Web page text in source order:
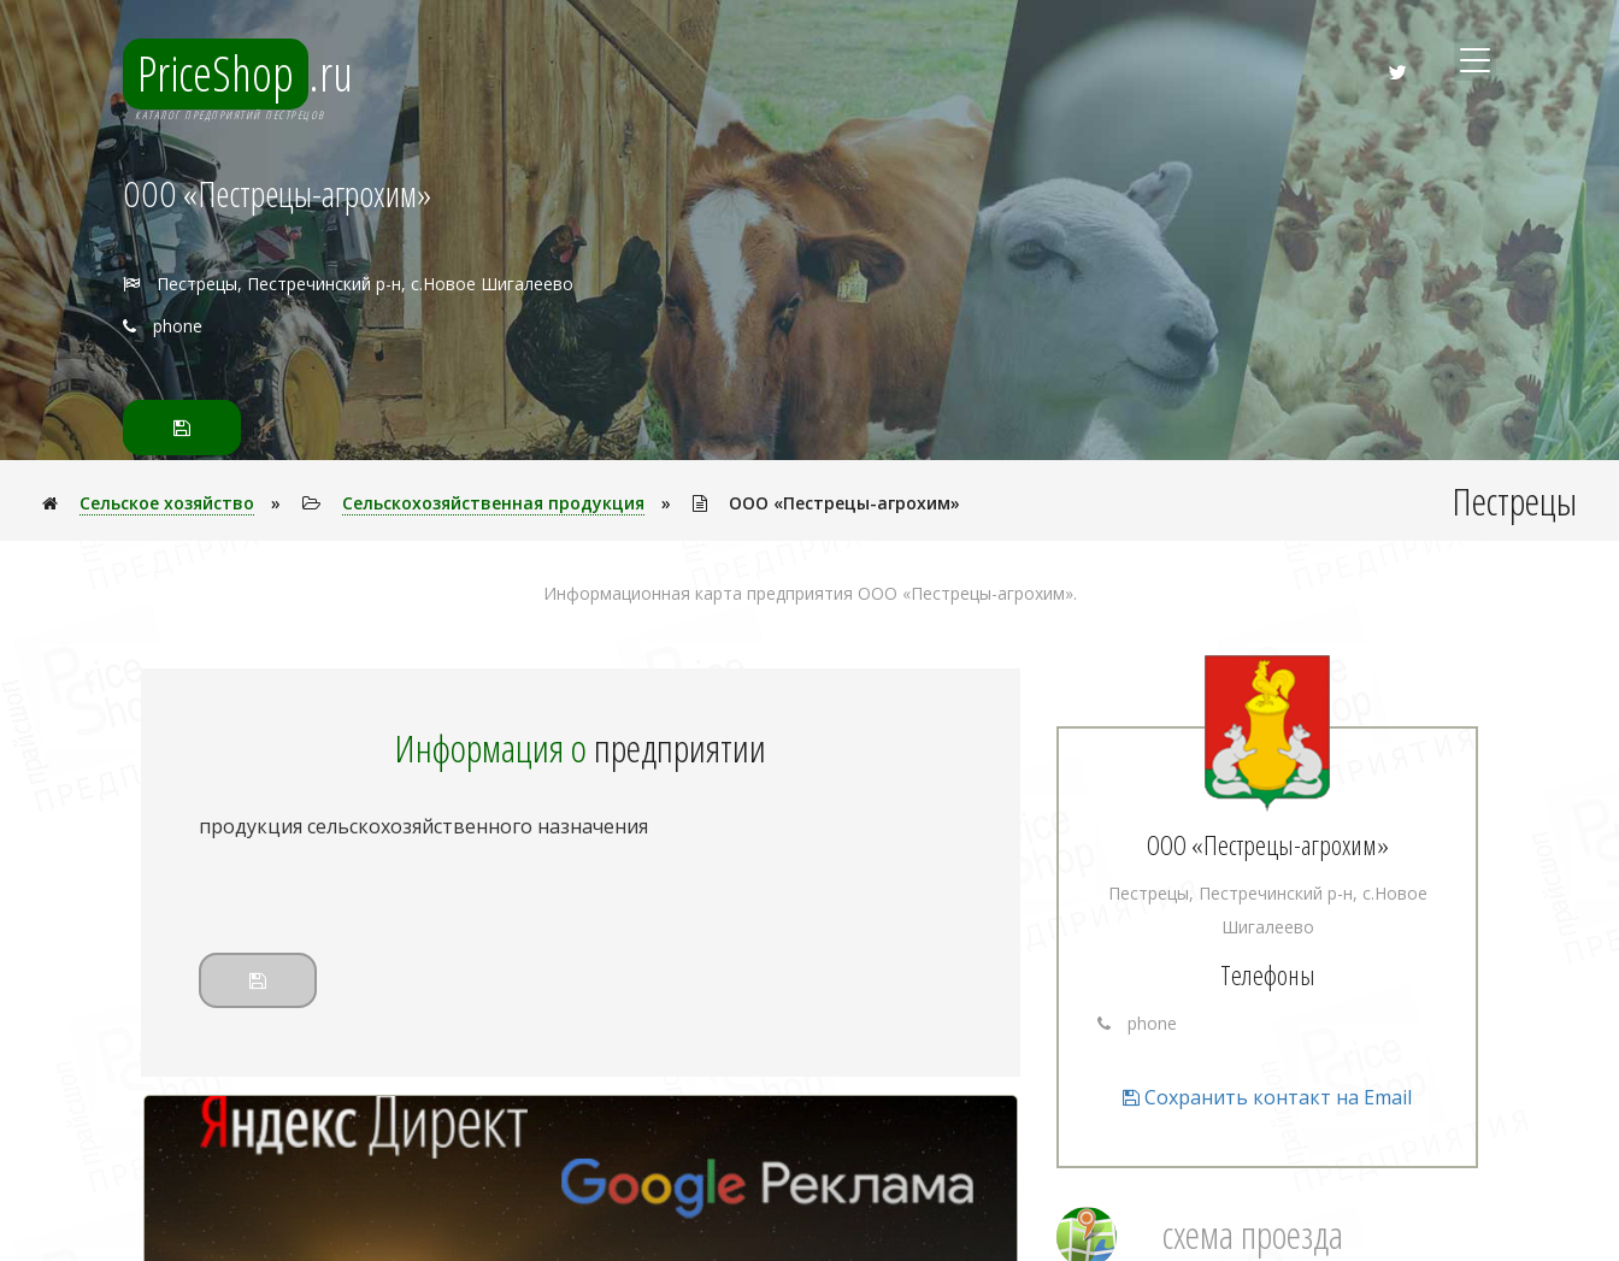
PriceShop .ru
КАТАЛОГ ПРЕДПРИЯТИЙ ПЕСТРЕЦОВ
ООО «Пестрецы-агрохим»
Пестрецы, Пестречинский р-н, с.Новое Шигалеево
phone
Сельское хозяйство » Сельскохозяйственная продукция » ООО «Пестрецы-агрохим» Пестрецы
Информационная карта предприятия ООО «Пестрецы-агрохим».
Информация о предприятии
продукция сельскохозяйственного назначения ООО «Пестрецы-агрохим»
Пестрецы, Пестречинский р-н, с.Новое
Шигалеево
Телефоны
phone
Сохранить контакт на Email
схема проезда